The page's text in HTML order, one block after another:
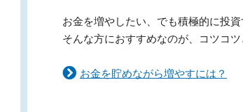
お金を増やしたい、でも積極的に投
そんな方におすすめなのが、コツコ
お金を貯めながら増やすには？